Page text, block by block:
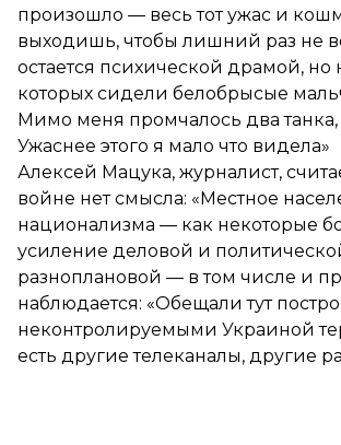
произошло — весь тот ужас и
выходишь, чтобы лишний раз не
остается психической драмой,
которых сидели белобрысые
Мимо меня промчалось два
Ужаснее этого я мало что видела»
Алексей Мацука, журналист,
войне нет смысла: «Местное
национализма — как некоторые
усиление деловой и
разноплановой — в том числе и
наблюдается: «Обещали тут
неконтролируемыми Украиной
есть другие телеканалы, другие